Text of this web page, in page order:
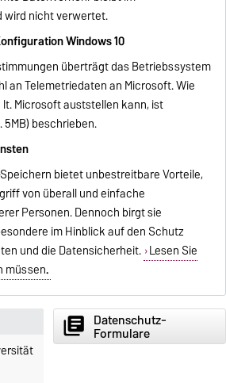
nicht verwertet.
Windows 10
überträgt das Betriebssystem
an Telemetriedaten an Microsoft. Wie
Microsoft auststellen kann, ist
5MB) beschrieben.
bietet unbestreitbare Vorteile,
von überall und einfache
Personen. Dennoch birgt sie
im Hinblick auf den Schutz
und die Datensicherheit. Lesen Sie
müssen.
library_books Datenschutz-
Formulare